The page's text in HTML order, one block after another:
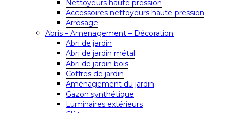
Nettoyeurs haute pression
Accessoires nettoyeurs haute pression
Arrosage
Abris – Amenagement – Décoration
Abri de jardin
Abri de jardin métal
Abri de jardin bois
Coffres de jardin
Aménagement du jardin
Gazon synthétique
Luminaires extérieurs